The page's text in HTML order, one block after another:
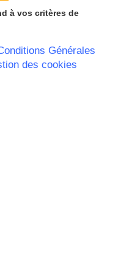
à vos critères de
Générales
des cookies